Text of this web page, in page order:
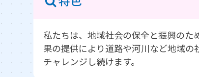
私たちは、地域社会の保全と振興のた
果の提供により道路や河川など地域の
チャレンジし続けます。